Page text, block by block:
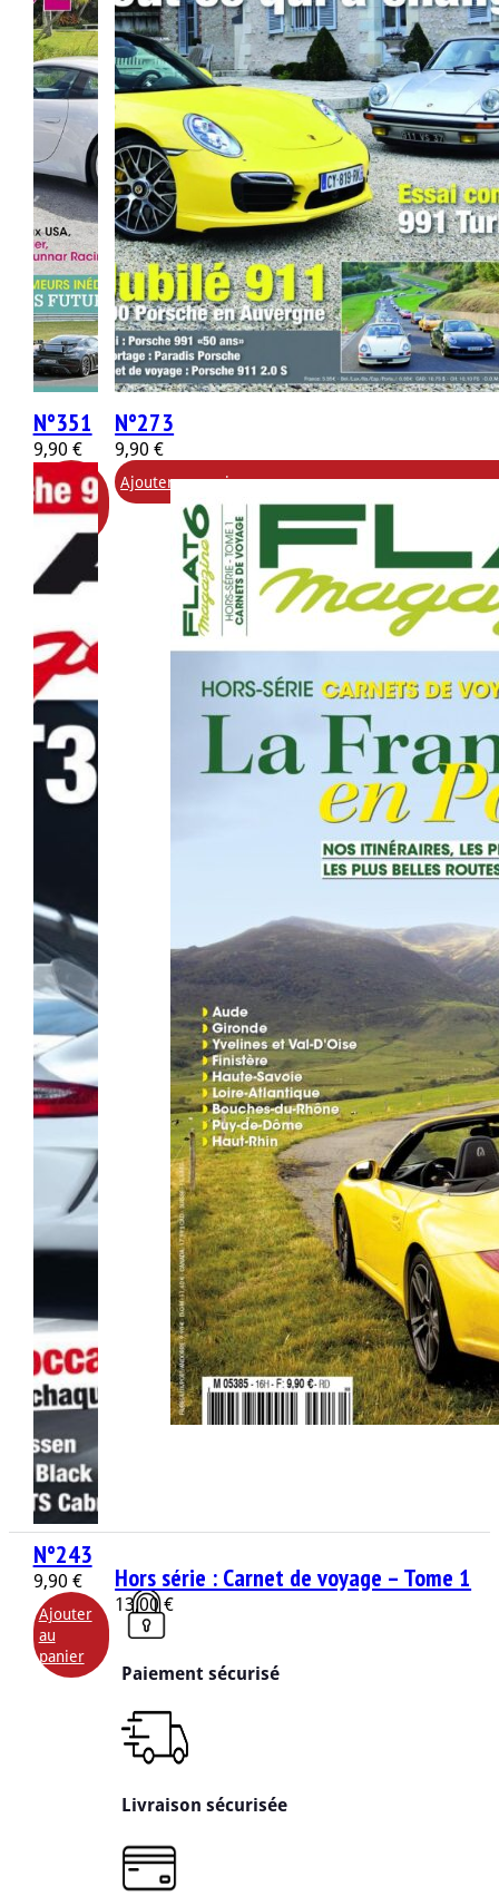
N°351
9,90 €
Ajouter
au
N°273
9,90€
Ajouter au panier
N°243
9,90 €
Ajouter
au
panier
Hors série : Carnet de voyage – Tome 1
13,00€
Paiement sécurisé
Livraison sécurisée